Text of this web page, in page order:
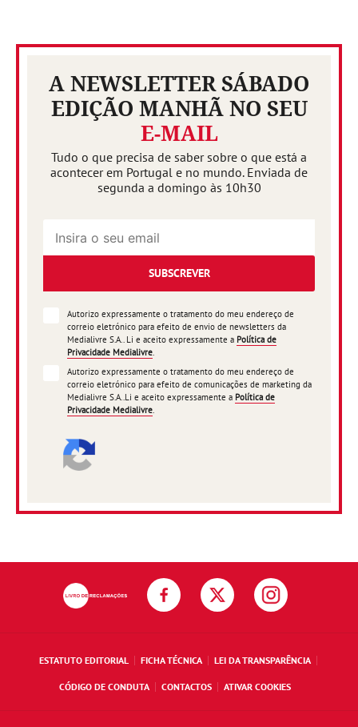
A NEWSLETTER SÁBADO
EDIÇÃO MANHÃ NO SEU
E-MAIL
Tudo o que precisa de saber sobre o que está a
acontecer em Portugal e no mundo. Enviada de
segunda a domingo às 10h30
SUBSCREVER
Autorizo expressamente o tratamento do meu endereço de
correio eletrónico para efeito de envio de newsletters da
Medialivre S.A.. Li e aceito expressamente a Política de
Privacidade Medialivre.
Autorizo expressamente o tratamento do meu endereço de
correio eletrónico para efeito de comunicações de marketing da
Medialivre S.A..Li e aceito expressamente a Política de
Privacidade Medialivre.
ESTATUTO EDITORIAL FICHA TÉCNICA LEI DA TRANSPARÊNCIA
CÓDIGO DE CONDUTA CONTACTOS ATIVAR COOKIES